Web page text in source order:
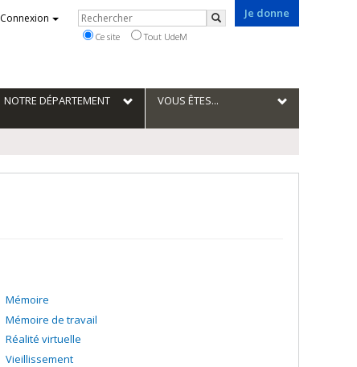
Je donne
Connexion Rechercher
Rechercher
Ce site Tout UdeM
NOTRE DÉPARTEMENT VOUS ÊTES...
Mémoire
Mémoire de travail
Réalité virtuelle
Vieillissement